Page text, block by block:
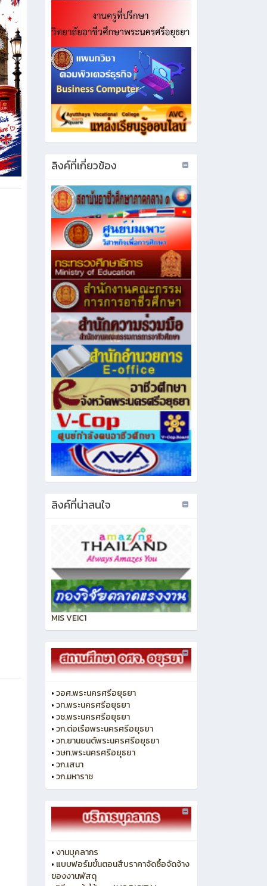
ลิงค์ที่เกี่ยวข้อง
ลิงค์ที่น่าสนใจ
MIS VEIC1
•วอศ.พระนครศรีอยุธยา
•วท.พระนครศรีอยุธยา
•วช.พระนครศรีอยุธยา
•วก.ต่อเรือพระนครศรีอยุธยา
•วท.ยานยนต์พระนครศรีอยุธยา
•วษท.พระนครศรีอยุธยา
•วก.เสนา
•วก.มหาราช
•งานบุคลากร
• แบบฟอร์มขั้นตอนสืบราคาจัดซื้อจัดจ้าง
ของงานพัสดุ